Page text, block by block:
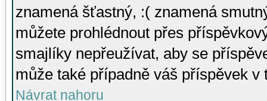
znamená šťastný, :( znamená
můžete prohlédnout přes
smajlíky nepřeužívat, aby se
může také případně váš příspěvek v
Návrat nahoru